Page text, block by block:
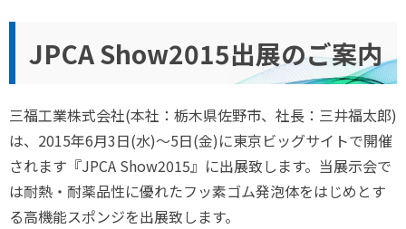
JPCA Show2015出展のご案内
三福工業株式会社(本社：栃木県佐野市、社長：三井福太郎)
は、2015年6月3日(水)～5日(金)に東京ビッグサイトで開催
されます『JPCA Show2015』に出展致します。当展示会で
は耐熱・耐薬品性に優れたフッ素ゴム発泡体をはじめとす
る高機能スポンジを出展致します。